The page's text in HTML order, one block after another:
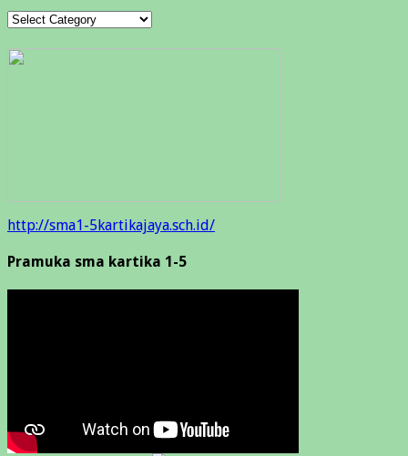
Categories
http://sma1-5kartikajaya.sch.id/
Pramuka sma kartika 1-5